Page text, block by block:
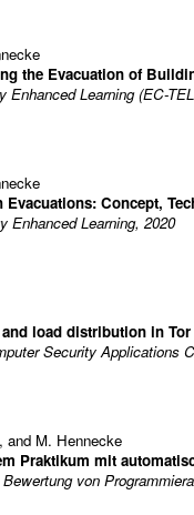
the Evacuation of
Enhanced Learning (EC-
Concept,
Enhanced Learning, 2020
load distribution in Tor
Security Applications
, and M. Hennecke
Praktikum mit
von